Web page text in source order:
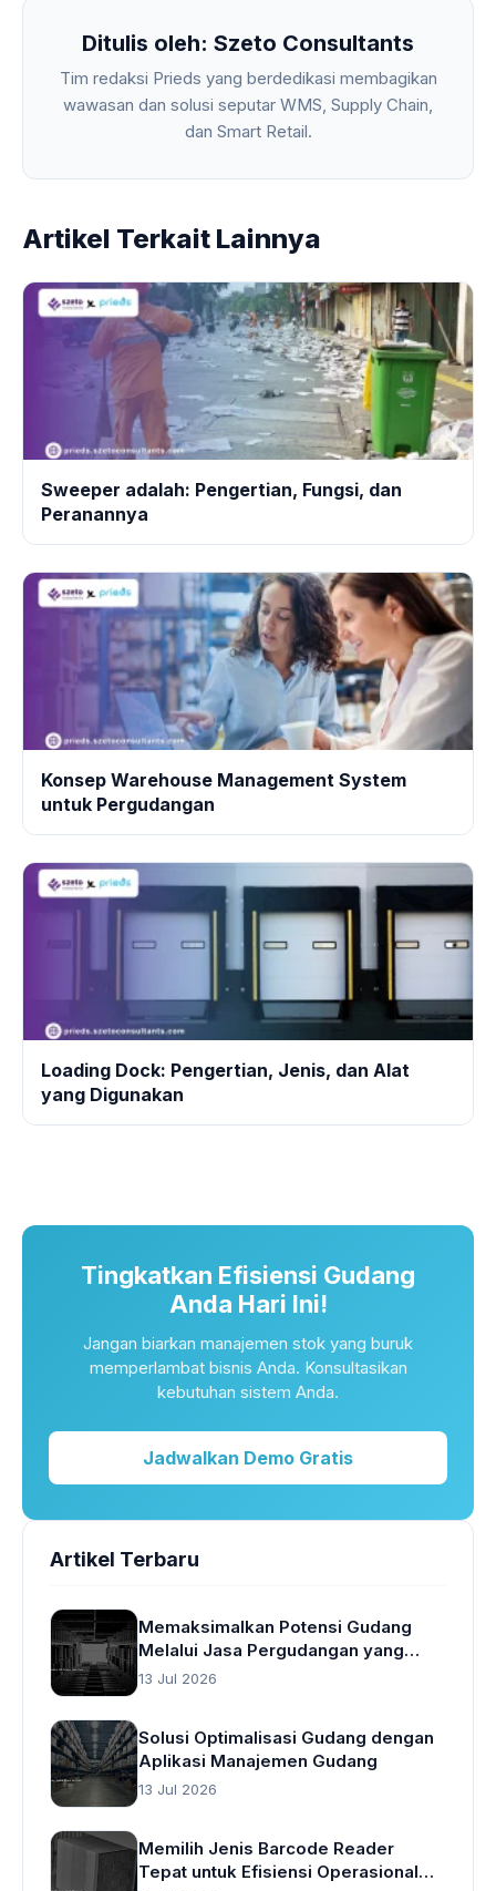
Ditulis oleh: Szeto Consultants
Tim redaksi Prieds yang berdedikasi membagikan
wawasan dan solusi seputar WMS, Supply Chain,
dan Smart Retail.
Artikel Terkait Lainnya
Sweeper adalah: Pengertian, Fungsi, dan
Peranannya
Konsep Warehouse Management System
untuk Pergudangan
Loading Dock: Pengertian, Jenis, dan Alat
yang Digunakan
Tingkatkan Efisiensi Gudang
Anda Hari Ini!
Jangan biarkan manajemen stok yang buruk
memperlambat bisnis Anda. Konsultasikan
kebutuhan sistem Anda.
Jadwalkan Demo Gratis
Artikel Terbaru
Memaksimalkan Potensi Gudang
Melalui Jasa Pergudangan yang
Cerdas
13 Jul 2026
Solusi Optimalisasi Gudang dengan
Aplikasi Manajemen Gudang
13 Jul 2026
Memilih Jenis Barcode Reader
Tepat untuk Efisiensi Operasional